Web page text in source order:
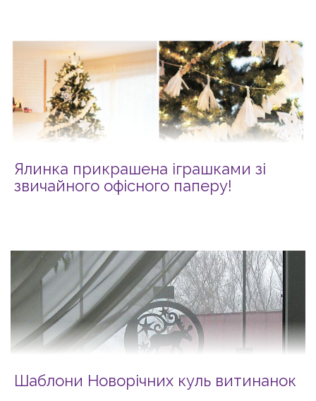
Ялинка прикрашена іграшками зі
звичайного офісного паперу!
Шаблони Новорічних куль витинанок